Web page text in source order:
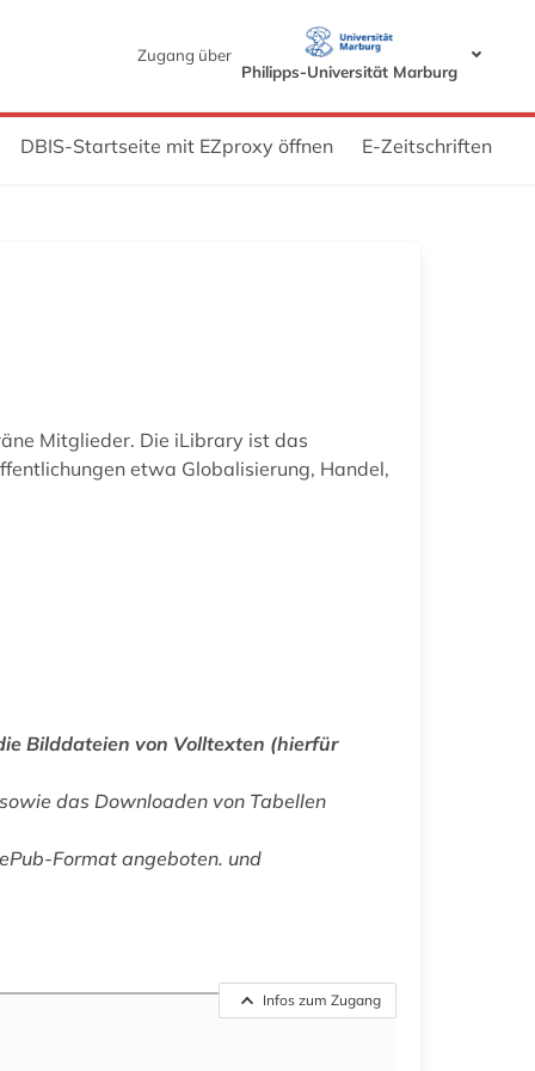
Zugang über
Philipps-Universität Marburg
DBIS-Startseite mit EZproxy öffnen E-Zeitschriften
Mitglieder. Die iLibrary ist das
etwa Globalisierung, Handel,
Bilddateien von Volltexten (hierfür
das Downloaden von Tabellen
Format angeboten. und
Infos zum Zugang